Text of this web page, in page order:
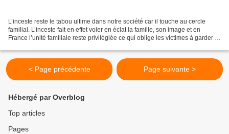
L’inceste reste le tabou ultime dans notre société car il touche au cercle
familial. L’inceste fait en effet voler en éclat la famille, son image et en
France l’unité familiale reste privilégiée ce qui oblige les victimes à garder le
< Page précédente Page suivante >
Hébergé par Overblog
Top articles
Pages